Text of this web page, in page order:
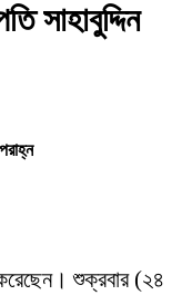
সাহাবুদ্দিন
করেছেন। শুক্রবার (২৪